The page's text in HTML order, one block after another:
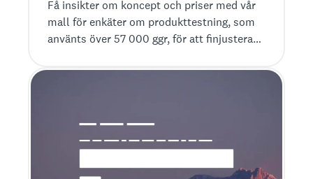
Få insikter om koncept och priser med vår
mall för enkäter om produkttestning, som
använts över 57 000 ggr, för att finjustera